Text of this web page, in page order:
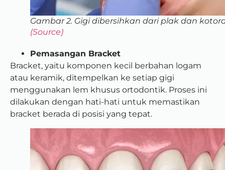
Gambar 2. Gigi dibersihkan dari plak dan
(Source)
Pemasangan Bracket
Bracket, yaitu komponen kecil berbahan logam
atau keramik, ditempelkan ke setiap gigi
menggunakan lem khusus ortodontik. Proses ini
dilakukan dengan hati-hati untuk memastikan
bracket berada di posisi yang tepat.